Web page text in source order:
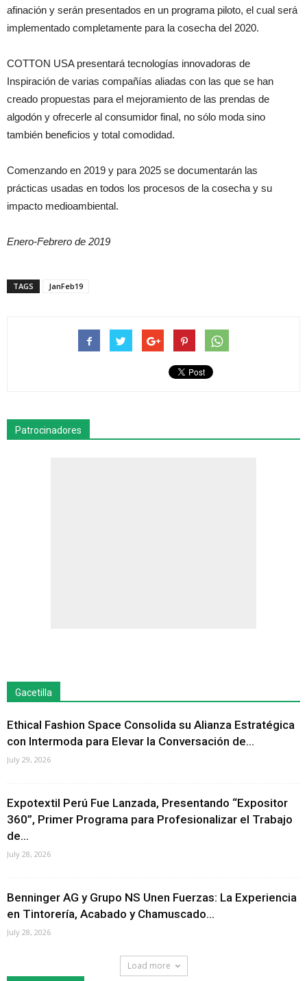
afinación y serán presentados en un programa piloto, el cual será
implementado completamente para la cosecha del 2020.
COTTON USA presentará tecnologías innovadoras de
Inspiración de varias compañías aliadas con las que se han
creado propuestas para el mejoramiento de las prendas de
algodón y ofrecerle al consumidor final, no sólo moda sino
también beneficios y total comodidad.
Comenzando en 2019 y para 2025 se documentarán las
prácticas usadas en todos los procesos de la cosecha y su
impacto medioambiental.
Enero-Febrero de 2019
TAGS JanFeb19
Patrocinadores
Gacetilla
Ethical Fashion Space Consolida su Alianza Estratégica
con Intermoda para Elevar la Conversación de...
July 29, 2026
Expotextil Perú Fue Lanzada, Presentando “Expositor
360”, Primer Programa para Profesionalizar el Trabajo
de...
July 28, 2026
Benninger AG y Grupo NS Unen Fuerzas: La Experiencia
en Tintorería, Acabado y Chamuscado...
July 28, 2026
Load more